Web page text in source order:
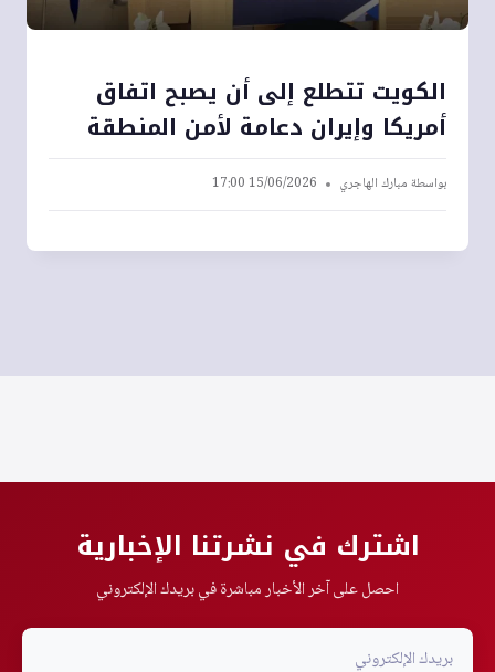
الكويت تتطلع إلى أن يصبح اتفاق
أمريكا وإيران دعامة لأمن المنطقة
بواسطةمبارك الهاجري 15/06/2026 17:00
اشترك في نشرتنا الإخبارية
احصل على آخر الأخبار مباشرة في بريدك الإلكتروني